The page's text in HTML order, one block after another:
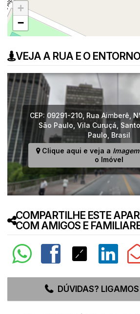
+
−
VEJA A RUA E O
CEP: 09291-210 Rua Aimberê
São Paulo ,Vila Curuçá
Paulo Brasil
Clique aqui e veja a
o Imóvel
COMPARTILHE ESTE
COM AMIGOS E
DÚVIDAS?